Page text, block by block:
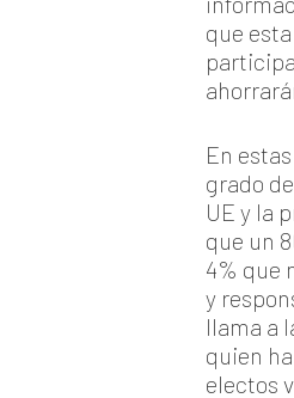
que
En
grado
UE y la
que un
4% que
y
llama a
quien
electos